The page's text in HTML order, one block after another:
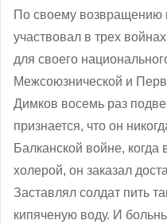
По своему возвращению
участвовал в трех
для своего
Межсоюзнической и
Димков восемь раз
признается, что он
Балканской войне, когда
холерой, он заказал
Заставлял солдат пить
кипяченую воду. И